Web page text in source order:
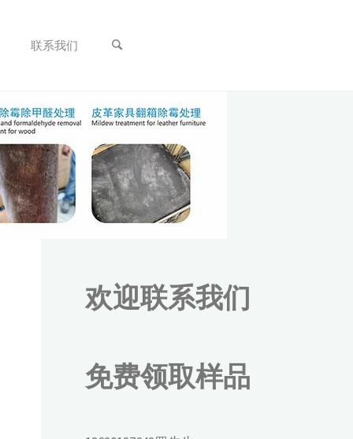
联系我们
欢迎联系我们
免费领取样品